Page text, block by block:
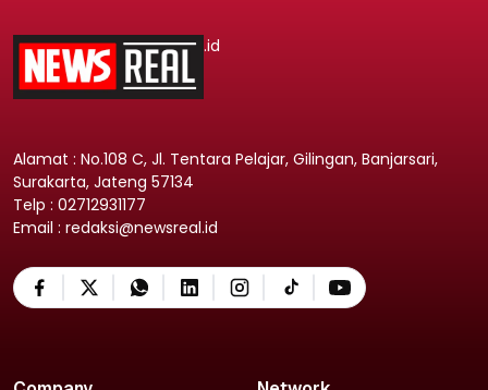
.id
Alamat : No.108 C, Jl. Tentara Pelajar, Gilingan, Banjarsari,
Surakarta, Jateng 57134
Telp : 02712931177
Email : redaksi@newsreal.id